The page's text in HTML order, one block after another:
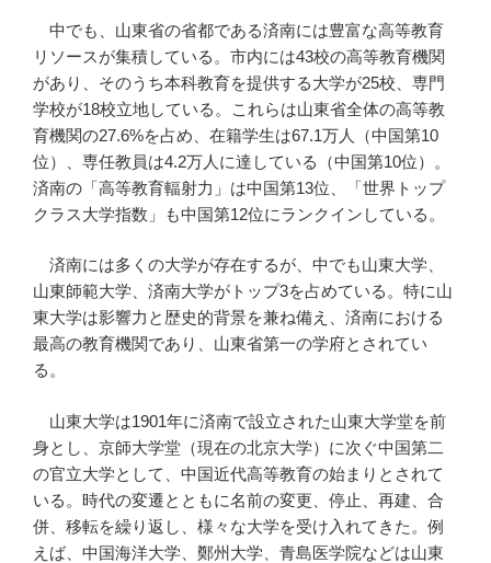
中でも、山東省の省都である済南には豊富な高等教育
リソースが集積している。市内には43校の高等教育機関
があり、そのうち本科教育を提供する大学が25校、専門
学校が18校立地している。これらは山東省全体の高等教
育機関の27.6%を占め、在籍学生は67.1万人（中国第10
位）、専任教員は4.2万人に達している（中国第10位）。
済南の「高等教育輻射力」は中国第13位、「世界トップ
クラス大学指数」も中国第12位にランクインしている。
済南には多くの大学が存在するが、中でも山東大学、
山東師範大学、済南大学がトップ3を占めている。特に山
東大学は影響力と歴史的背景を兼ね備え、済南における
最高の教育機関であり、山東省第一の学府とされてい
る。
山東大学は1901年に済南で設立された山東大学堂を前
身とし、京師大学堂（現在の北京大学）に次ぐ中国第二
の官立大学として、中国近代高等教育の始まりとされて
いる。時代の変遷とともに名前の変更、停止、再建、合
併、移転を繰り返し、様々な大学を受け入れてきた。例
えば、中国海洋大学、鄭州大学、青島医学院などは山東